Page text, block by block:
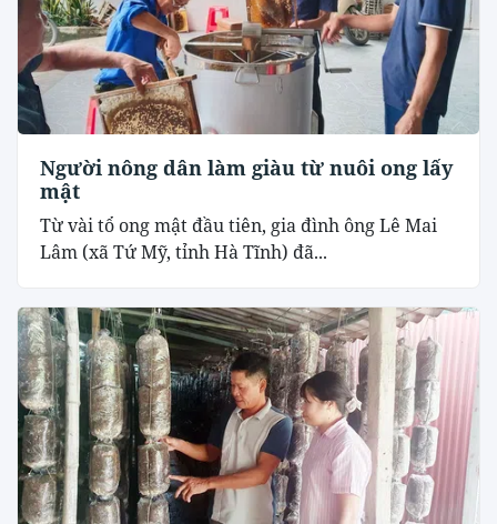
Người nông dân làm giàu từ nuôi ong lấy
mật
Từ vài tổ ong mật đầu tiên, gia đình ông Lê Mai
Lâm (xã Tứ Mỹ, tỉnh Hà Tĩnh) đã...